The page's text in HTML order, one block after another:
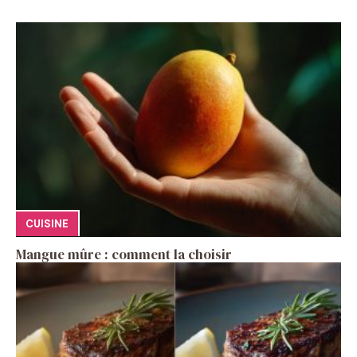
CUISINE
Mangue mûre : comment la choisir